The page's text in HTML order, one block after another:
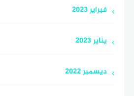
فبراير 2023
يناير 2023
ديسمبر 2022